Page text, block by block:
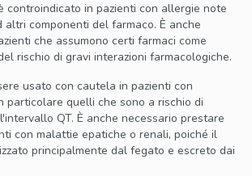
controindicato in pazienti con allergie note
altri componenti del farmaco. È anche
che assumono certi farmaci come
rischio di gravi interazioni farmacologiche.
usato con cautela in pazienti con
particolare quelli che sono a rischio di
QT. È anche necessario prestare
con malattie epatiche o renali, poiché il
principalmente dal fegato e escreto dai